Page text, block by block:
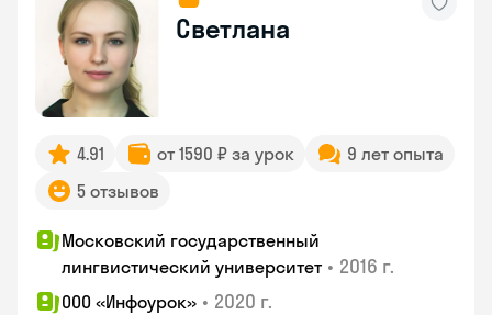
Светлана
4.91 от 1590 ₽ за урок
9 лет опыта
5 отзывов
Московский государственный
лингвистический университет • 2016 г.
ООО «Инфоурок» • 2020 г.